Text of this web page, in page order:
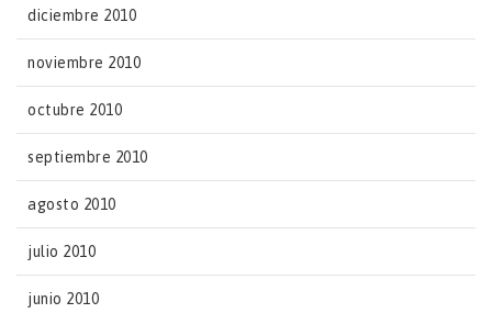
diciembre 2010
noviembre 2010
octubre 2010
septiembre 2010
agosto 2010
julio 2010
junio 2010